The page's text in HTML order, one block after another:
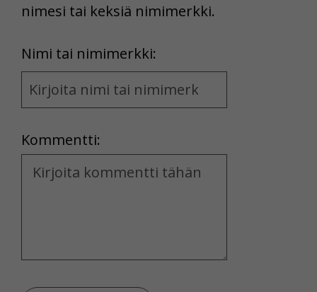
nimesi tai keksiä nimimerkki.
Nimi tai nimimerkki:
Name
and
Kommentti:
Kommentti